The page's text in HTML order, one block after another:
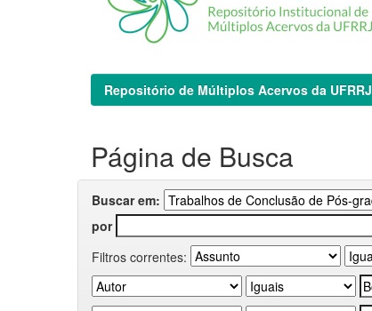
Repositório de Múltiplos Acervos da UFRRJ
Página de Busca
Buscar em:
por
Filtros correntes: